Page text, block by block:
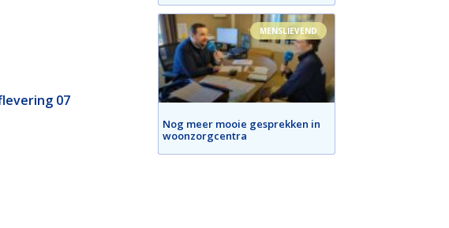
07
MENSLIEVEND
Nog meer mooie gesprekken in
woonzorgcentra